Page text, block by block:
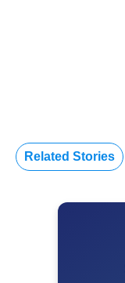
Related Stories